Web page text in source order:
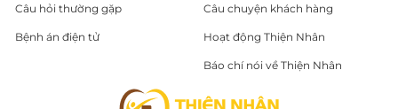
Câu hỏi thường gặp
Bệnh án điện tử
Câu chuyện khách hàng
Hoạt động Thiện Nhân
Báo chí nói về Thiện Nhân